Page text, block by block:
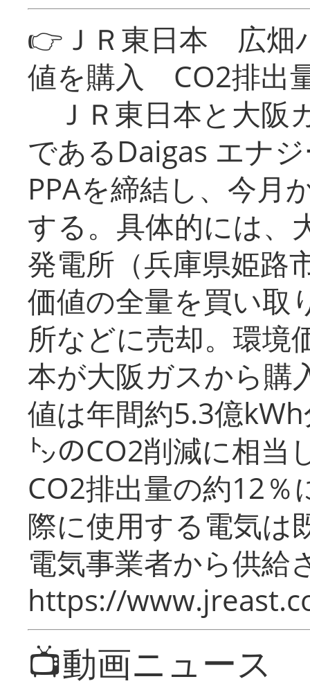
👉ＪＲ東日本 広畑
値を購入 CO2排出
ＪＲ東日本と大阪
であるDaigas エナ
PPAを締結し、今月
する。具体的には、
発電所（兵庫県姫路
価値の全量を買い取
所などに売却。環境
本が大阪ガスから購
値は年間約5.3億
㌧のCO2削減に相当
CO2排出量の約12％
際に使用する電気は
電気事業者から供給
https://
📺動画ニュース